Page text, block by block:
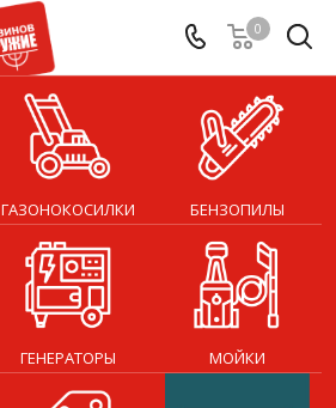
0
ГАЗОНОКОСИЛКИ БЕНЗОПИЛЫ
ГЕНЕРАТОРЫ МОЙКИ